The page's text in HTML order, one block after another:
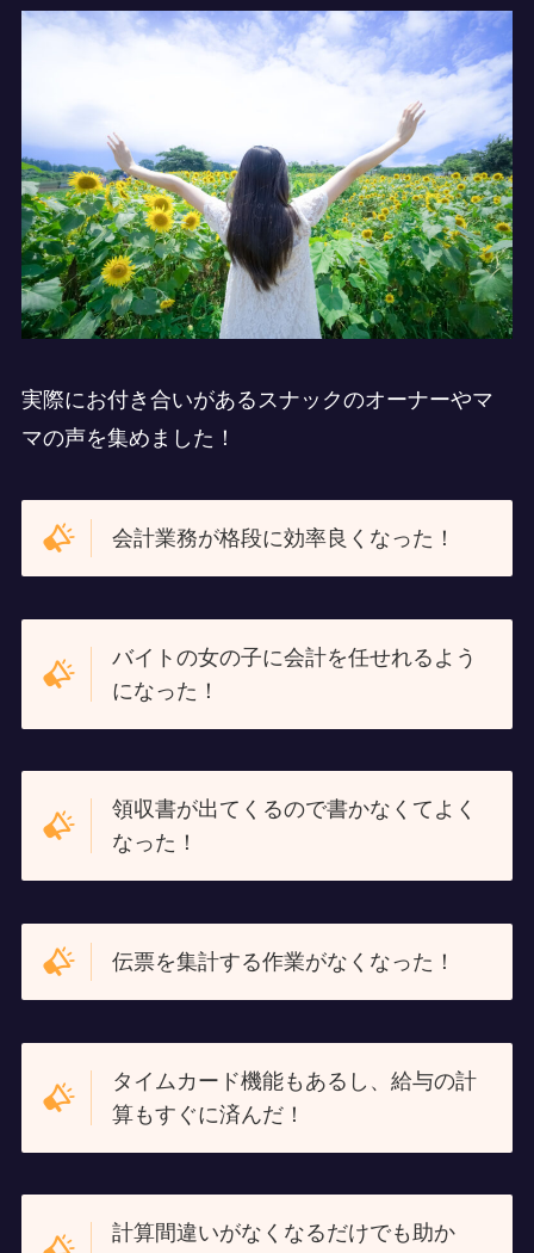
実際にお付き合いがあるスナックのオーナーやマ
マの声を集めました！
会計業務が格段に効率良くなった！
バイトの女の子に会計を任せれるよう
になった！
領収書が出てくるので書かなくてよく
なった！
伝票を集計する作業がなくなった！
タイムカード機能もあるし、給与の計
算もすぐに済んだ！
計算間違いがなくなるだけでも助か